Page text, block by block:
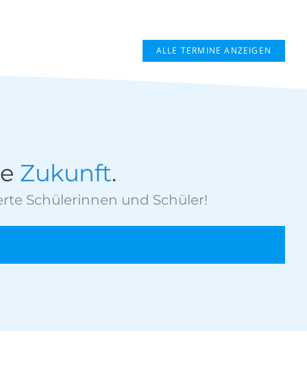
ALLE TERMINE ANZEIGEN
Zukunft.
Schülerinnen und Schüler!